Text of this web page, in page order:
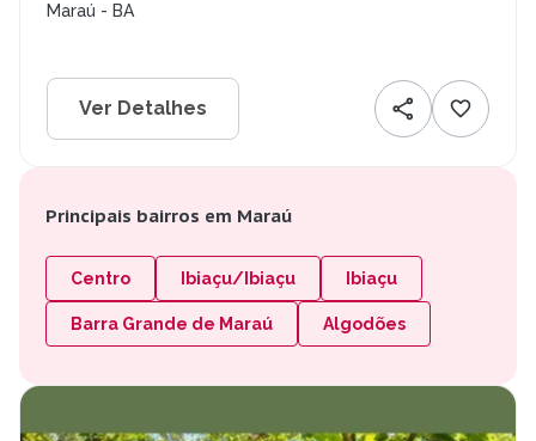
Maraú - BA
Ver Detalhes
Principais bairros em Maraú
Centro Ibiaçu/Ibiaçu Ibiaçu
Barra Grande de Maraú Algodões